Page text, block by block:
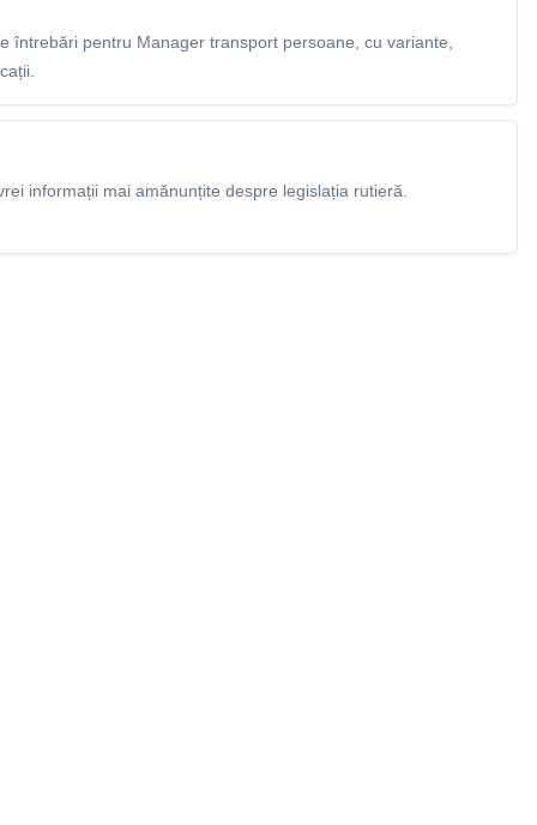
întrebări pentru Manager transport persoane, cu variante,
informații mai amănunțite despre legislația rutieră.